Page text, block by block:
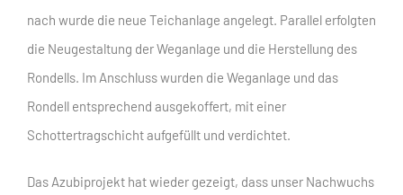
nach wurde die neue Teichanlage angelegt. Parallel erfolgten
die Neugestaltung der Weganlage und die Herstellung des
Rondells. Im Anschluss wurden die Weganlage und das
Rondell entsprechend ausgekoffert, mit einer
Schottertragschicht aufgefüllt und verdichtet.
Das Azubiprojekt hat wieder gezeigt, dass unser Nachwuchs